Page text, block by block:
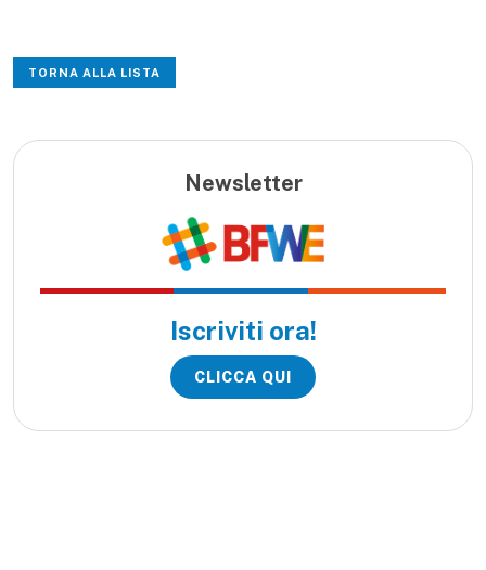
TORNA ALLA LISTA
Newsletter
Iscriviti ora!
CLICCA QUI